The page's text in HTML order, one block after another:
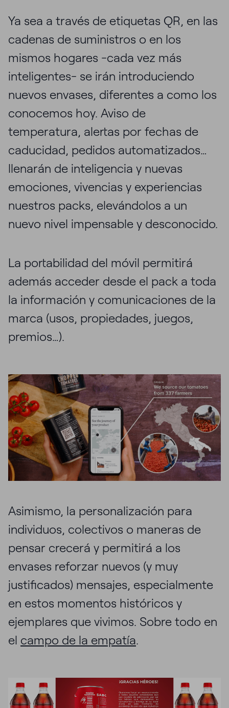
Ya sea a través de etiquetas QR, en las
cadenas de suministros o en los
mismos hogares -cada vez más
inteligentes- se irán introduciendo
nuevos envases, diferentes a como los
conocemos hoy. Aviso de
temperatura, alertas por fechas de
caducidad, pedidos automatizados…
llenarán de inteligencia y nuevas
emociones, vivencias y experiencias
nuestros packs, elevándolos a un
nuevo nivel impensable y desconocido.
La portabilidad del móvil permitirá
además acceder desde el pack a toda
la información y comunicaciones de la
marca (usos, propiedades, juegos,
premios…).
Asimismo, la personalización para
individuos, colectivos o maneras de
pensar crecerá y permitirá a los
envases reforzar nuevos (y muy
justificados) mensajes, especialmente
en estos momentos históricos y
ejemplares que vivimos. Sobre todo en
el campo de la empatía.